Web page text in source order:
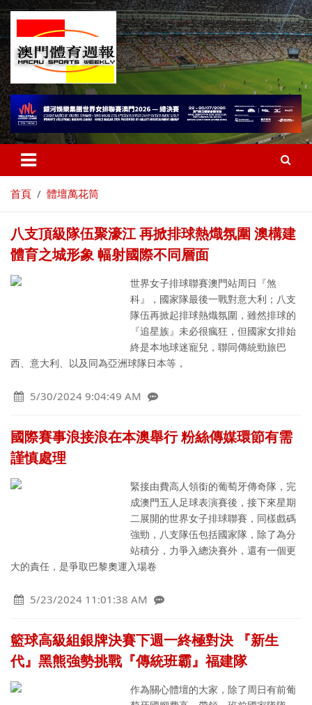
首頁 體壇萬花筒
八支頂級隊伍聚濠江 再掀排球熱熾氛圍 澳構建
體育之城形象 幅射國際不同層面
世界女子排球聯賽澳門站周日『煞
科』，國家隊最後一戰對意大利；八支
隊伍再掀起排球熱熾氛圍，雖然排球的
『追星族』未必很瘋狂，但國家女排始
終是本地球迷寵兒，聯同傳統勁旅巴
西、意大利、以及同為亞洲球隊日本等，
5/30/2024 9:04:49 AM
國際賽事浪接浪在本澳舉行 粉絲傳媒環節有需
謹慎處理
緊接由費高人領銜的葡萄牙傳奇隊，完
成澳門五人足球表演賽後，接下來星期
二展開的世界女子排球聯賽，同樣戲碼
強勁，八支隊伍包括國家隊，除了為分
站積分，力爭入總決賽外，還有一個更
大的責任，是爭取巴黎奧運入場卷
5/23/2024 11:01:38 AM
籃球高級組銀牌決賽下週一終極對決 『新生
代』黑熊強勢挑戰『傳統班霸』福建隊
作為關心體壇的大家，除了周日有前葡